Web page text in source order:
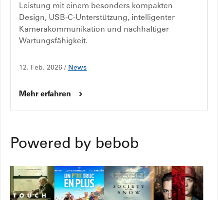
Leistung mit einem besonders kompakten
Design, USB-C-Unterstützung, intelligenter
Kamerakommunikation und nachhaltiger
Wartungsfähigkeit.
12. Feb. 2026 / News
Mehr erfahren
Powered by bebob